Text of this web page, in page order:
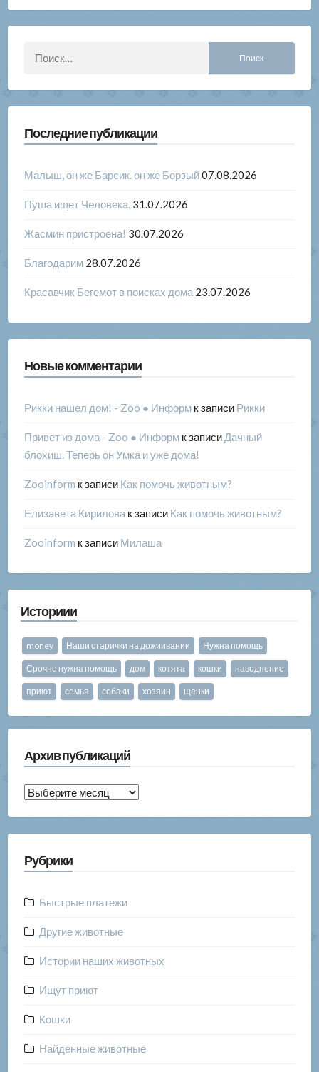
Последние публикации
Малыш, он же Барсик. он же Борзый07.08.2026
Пуша ищет Человека. 31.07.2026
Жасмин пристроена! 30.07.2026
Благодарим 28.07.2026
Красавчик Бегемот в поисках дома 23.07.2026
Новые комментарии
Рикки нашел дом! - Zoo ● Информк записи Рикки
Привет из дома - Zoo ● Информк записи Дачный
блохиш. Теперь он Умка и уже дома!
Zooinform к записи Как помочь животным?
Елизавета Кириловак записи Как помочь животным?
Zooinform к записи Милаша
Историии
money Наши старички на дожиивании Нужна помощь
Срочно нужна помощь дом котята кошки наводнение
приют семья собаки хозяин щенки
Архив публикаций
Архив
Рубрики
Быстрые платежи
Другие животные
Истории наших животных
Ищут приют
Кошки
Найденные животные